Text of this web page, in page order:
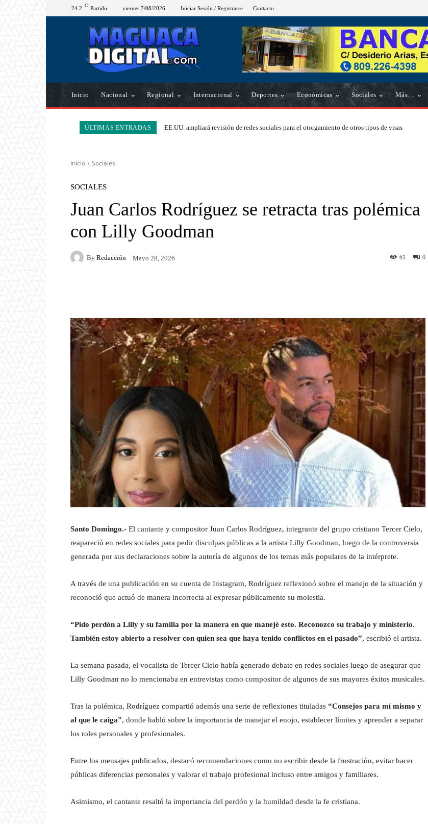
24.2 C Partido viernes 7/08/2026 Iniciar Sesión / Registrarse Contacto
Inicio Nacional Regional Internacional Deportes Económicas Sociales Más…
ÚLTIMAS ENTRADAS EE.UU. ampliará revisión de redes sociales para el otorgamiento de otros tipos de visas
Inicio Sociales
SOCIALES
Juan Carlos Rodríguez se retracta tras polémica
con Lilly Goodman
By Redacción Mayo 28, 2026 0
61
Santo Domingo.- El cantante y compositor Juan Carlos Rodríguez, integrante del grupo cristiano Tercer Cielo,
reapareció en redes sociales para pedir disculpas públicas a la artista Lilly Goodman, luego de la controversia
generada por sus declaraciones sobre la autoría de algunos de los temas más populares de la intérprete.
A través de una publicación en su cuenta de Instagram, Rodríguez reflexionó sobre el manejo de la situación y
reconoció que actuó de manera incorrecta al expresar públicamente su molestia.
“Pido perdón a Lilly y su familia por la manera en que manejé esto. Reconozco su trabajo y ministerio.
También estoy abierto a resolver con quien sea que haya tenido conflictos en el pasado”, escribió el artista.
La semana pasada, el vocalista de Tercer Cielo había generado debate en redes sociales luego de asegurar que
Lilly Goodman no lo mencionaba en entrevistas como compositor de algunos de sus mayores éxitos musicales.
Tras la polémica, Rodríguez compartió además una serie de reflexiones tituladas “Consejos para mí mismo y
al que le caiga”, donde habló sobre la importancia de manejar el enojo, establecer límites y aprender a separar
los roles personales y profesionales.
Entre los mensajes publicados, destacó recomendaciones como no escribir desde la frustración, evitar hacer
públicas diferencias personales y valorar el trabajo profesional incluso entre amigos y familiares.
Asimismo, el cantante resaltó la importancia del perdón y la humildad desde la fe cristiana.